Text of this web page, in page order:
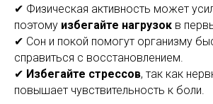
✔ Физическая активность может
поэтому избегайте нагрузок в
✔ Сон и покой помогут организму
справиться с восстановлением.
✔ Избегайте стрессов, так как
повышает чувствительность к боли.